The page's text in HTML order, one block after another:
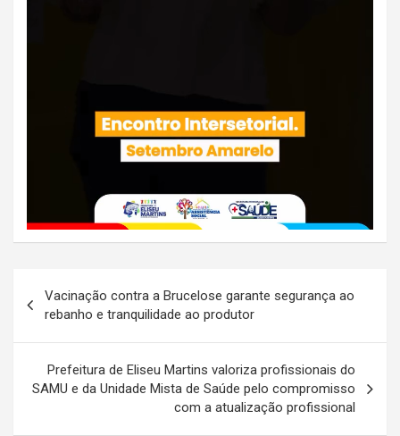
de
Post
Vacinação contra a Brucelose garante segurança ao
rebanho e tranquilidade ao produtor
Prefeitura de Eliseu Martins valoriza profissionais do
SAMU e da Unidade Mista de Saúde pelo compromisso
com a atualização profissional